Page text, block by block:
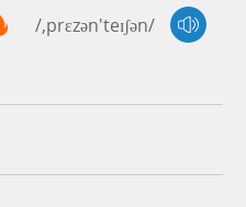
/,prɛzən'teɪʃən/